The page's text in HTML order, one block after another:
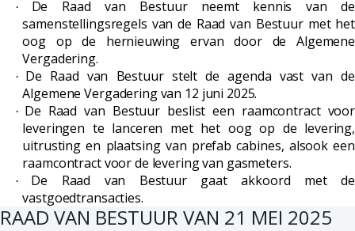
·
De Raad van Bestuur neemt kennis van de
samenstellingsregels van de Raad van Bestuur met het
oog op de hernieuwing ervan door de Algemene
Vergadering.
· De Raad van Bestuur stelt de agenda vast van de
Algemene Vergadering van 12 juni 2025.
· De Raad van Bestuur beslist een raamcontract voor
leveringen te lanceren met het oog op de levering,
uitrusting en plaatsing van prefab cabines, alsook een
raamcontract voor de levering van gasmeters.
·
De Raad van Bestuur gaat akkoord met de
vastgoedtransacties.
RAAD VAN BESTUUR VAN 21 MEI 2025